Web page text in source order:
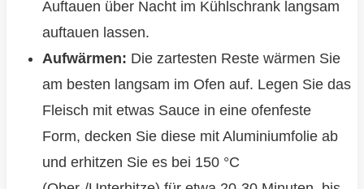
Auftauen über Nacht im Kühlschrank langsam
auftauen lassen.
Aufwärmen: Die zartesten Reste wärmen Sie
am besten langsam im Ofen auf. Legen Sie das
Fleisch mit etwas Sauce in eine ofenfeste
Form, decken Sie diese mit Aluminiumfolie ab
und erhitzen Sie es bei 150 °C